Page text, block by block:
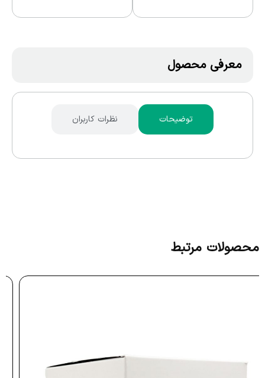
معرفی محصول
توضیحات نظرات کاربران
محصولات مرتبط